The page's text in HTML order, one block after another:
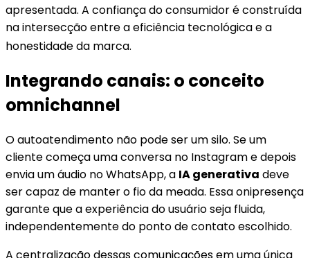
apresentada. A confiança do consumidor é construída
na intersecção entre a eficiência tecnológica e a
honestidade da marca.
Integrando canais: o conceito
omnichannel
O autoatendimento não pode ser um silo. Se um
cliente começa uma conversa no Instagram e depois
envia um áudio no WhatsApp, a IA generativa deve
ser capaz de manter o fio da meada. Essa onipresença
garante que a experiência do usuário seja fluida,
independentemente do ponto de contato escolhido.